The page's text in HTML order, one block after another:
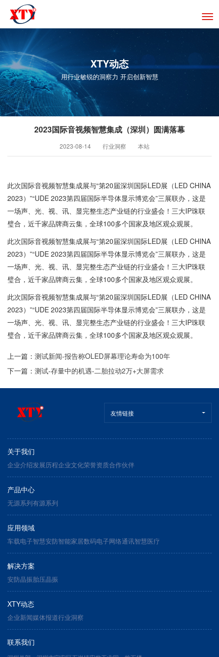
切
换
导
XTY动态
用行业敏锐的洞察力 开启创新智慧
2023国际音视频智慧集成（深圳）圆满落幕
2023-08-14 行业洞察 本站
此次国际音视频智慧集成展与“第20届深圳国际LED展（LED CHINA
2023）”“UDE 2023第四届国际半导体显示博览会”三展联办，这是
一场声、光、视、讯、显完整生态产业链的行业盛会！三大IP珠联
璧合，近千家品牌商云集，全球100多个国家及地区观众观展。
此次国际音视频智慧集成展与“第20届深圳国际LED展（LED CHINA
2023）”“UDE 2023第四届国际半导体显示博览会”三展联办，这是
一场声、光、视、讯、显完整生态产业链的行业盛会！三大IP珠联
璧合，近千家品牌商云集，全球100多个国家及地区观众观展。
此次国际音视频智慧集成展与“第20届深圳国际LED展（LED CHINA
2023）”“UDE 2023第四届国际半导体显示博览会”三展联办，这是
一场声、光、视、讯、显完整生态产业链的行业盛会！三大IP珠联
璧合，近千家品牌商云集，全球100多个国家及地区观众观展。
上一篇： 测试新闻-报告称OLED屏幕理论寿命为100年
下一篇： 测试-存量中的机遇-二胎拉动2万+大屏需求
友情链接
关于我们
企业介绍发展历程企业文化荣誉资质合作伙伴
产品中心
无源系列有源系列
应用领域
车载电子智慧安防智能家居数码电子网络通讯智慧医疗
解决方案
安防晶振胎压晶振
XTY动态
企业新闻媒体报道行业洞察
联系我们